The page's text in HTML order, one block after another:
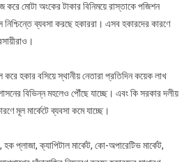
করে মোটা অংকের টাকার বিনিময়ে রাস্তাকে পজিশন
নিশ্চিন্তে ব্যবসা করছে হকাররা। এসব হকারদের কারণে
হকার বসিয়ে স্থানীয় নেতারা প্রতিদিন কয়েক লাখ
বিভিন্ন মহলেও পৌঁছে যাচ্ছে। এবং কি সরকার দলীয়
মূল মার্কেটে ব্যবসা কমে যাচ্ছে।
প্লাজা, ক্যাপিটাল মার্কেট, কো-অপারেটিভ মার্কেট,